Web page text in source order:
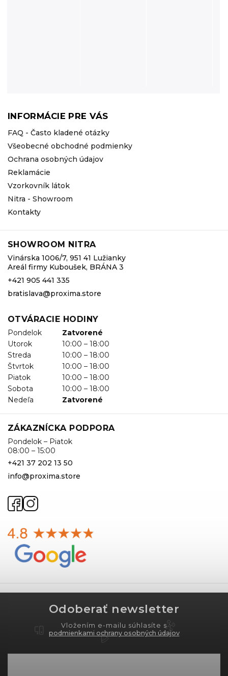
INFORMÁCIE PRE VÁS
FAQ - Často kladené otázky
Všeobecné obchodné podmienky
Ochrana osobných údajov
Reklamácie
Vzorkovník látok
Nitra - Showroom
Kontakty
SHOWROOM NITRA
Vinárska 1006/7, 951 41 Lužianky
Areál firmy Kuboušek, BRÁNA 3
+421 905 441 335
bratislava@proxima.store
OTVÁRACIE HODINY
Pondelok
Zatvorené
Utorok
10:00 – 18:00
Streda
10:00 – 18:00
Štvrtok
10:00 – 18:00
Piatok
10:00 – 18:00
Sobota
10:00 – 18:00
Nedeľa
Zatvorené
ZÁKAZNÍCKA PODPORA
Pondelok – Piatok
08:00 – 15:00
+421 37 202 13 50
info@proxima.store
Odoberať newsletter
Vložením e-mailu súhlasíte s
podmienkami ochrany osobných údajov